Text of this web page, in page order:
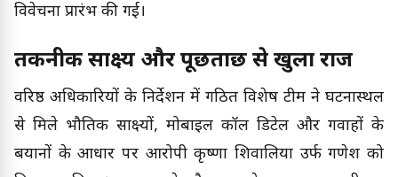
विवेचना प्रारंभ की गई।
तकनीकी साक्ष्य और पूछताछ से खुला राज
वरिष्ठ अधिकारियों के निर्देशन में गठित विशेष टीम ने घटनास्थल
से मिले भौतिक साक्ष्यों, मोबाइल कॉल डिटेल और गवाहों के
बयानों के आधार पर आरोपी कृष्णा शिवालिया उर्फ गणेश को